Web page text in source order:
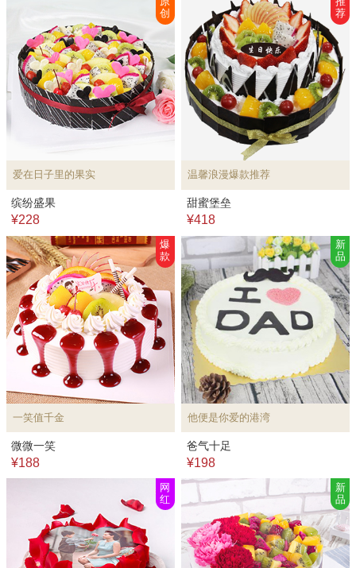
爱在日子里的果实
创
缤纷盛果
¥228
温馨浪漫爆款推荐
荐
甜蜜堡垒
¥418
一笑值千金
爆
款
微微一笑
¥188
他便是你爱的港湾
新
品
爸气十足
¥198
网
红
新
品